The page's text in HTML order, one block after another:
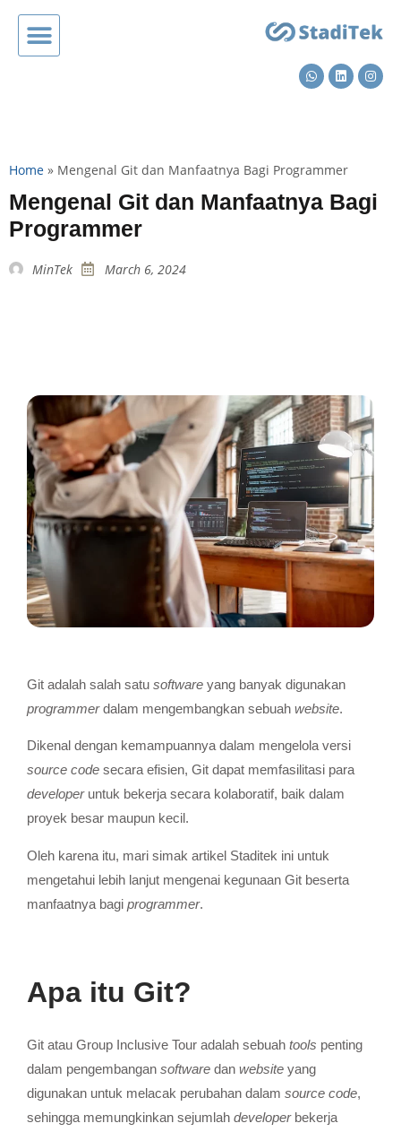
Home » Mengenal Git dan Manfaatnya Bagi Programmer
Mengenal Git dan Manfaatnya Bagi
Programmer
MinTek March 6, 2024
Git adalah salah satu software yang banyak digunakan
programmerdalam mengembangkan sebuah website.
Dikenal dengan kemampuannya dalam mengelola versi
source code secara efisien, Git dapat memfasilitasi para
developeruntuk bekerja secara kolaboratif, baik dalam
proyek besar maupun kecil.
Oleh karena itu, mari simak artikel Staditek ini untuk
mengetahui lebih lanjut mengenai kegunaan Git beserta
manfaatnya bagi programmer.
Apa itu Git?
Git atau Group Inclusive Tour adalah sebuah tools penting
dalam pengembangan software dan website yang
digunakan untuk melacak perubahan dalam source code,
sehingga memungkinkan sejumlah developer bekerja